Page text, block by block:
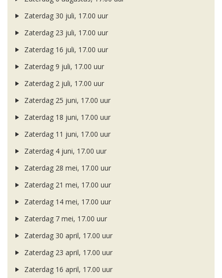
Zaterdag 30 juli, 17.00 uur
Zaterdag 23 juli, 17.00 uur
Zaterdag 16 juli, 17.00 uur
Zaterdag 9 juli, 17.00 uur
Zaterdag 2 juli, 17.00 uur
Zaterdag 25 juni, 17.00 uur
Zaterdag 18 juni, 17.00 uur
Zaterdag 11 juni, 17.00 uur
Zaterdag 4 juni, 17.00 uur
Zaterdag 28 mei, 17.00 uur
Zaterdag 21 mei, 17.00 uur
Zaterdag 14 mei, 17.00 uur
Zaterdag 7 mei, 17.00 uur
Zaterdag 30 april, 17.00 uur
Zaterdag 23 april, 17.00 uur
Zaterdag 16 april, 17.00 uur